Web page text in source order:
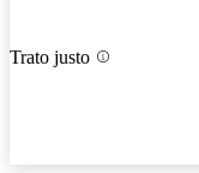
Trato justo